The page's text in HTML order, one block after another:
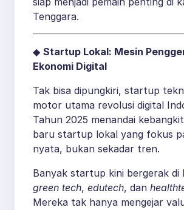
Tenggara.
◆ Startup Lokal: Mesin
Ekonomi Digital
Tak bisa dipungkiri, startup
motor utama revolusi digital
Tahun 2025 menandai
baru startup lokal yang fokus
nyata, bukan sekadar tren.
Banyak startup kini bergerak di
green tech, edutech, dan
Mereka tak hanya mengejar